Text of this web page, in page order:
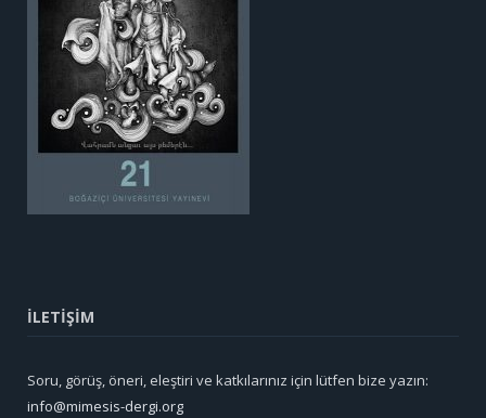
İLETİŞİM
Soru, görüş, öneri, eleştiri ve katkılarınız için lütfen bize yazın:
info@mimesis-dergi.org